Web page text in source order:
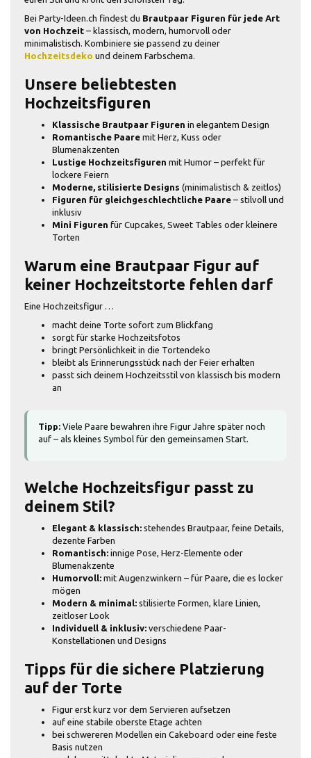
Bei Party-Ideen.ch findest du Brautpaar Figuren für jede Art
von Hochzeit – klassisch, modern, humorvoll oder
minimalistisch. Kombiniere sie passend zu deiner
Hochzeitsdeko und deinem Farbschema.
Unsere beliebtesten
Hochzeitsfiguren
Klassische Brautpaar Figuren in elegantem Design
Romantische Paare mit Herz, Kuss oder
Blumenakzenten
Lustige Hochzeitsfiguren mit Humor – perfekt für
lockere Feiern
Moderne, stilisierte Designs (minimalistisch & zeitlos)
Figuren für gleichgeschlechtliche Paare – stilvoll und
inklusiv
Mini Figuren für Cupcakes, Sweet Tables oder kleinere
Torten
Warum eine Brautpaar Figur auf
keiner Hochzeitstorte fehlen darf
Eine Hochzeitsfigur …
macht deine Torte sofort zum Blickfang
sorgt für starke Hochzeitsfotos
bringt Persönlichkeit in die Tortendeko
bleibt als Erinnerungsstück nach der Feier erhalten
passt sich deinem Hochzeitsstil von klassisch bis modern
an
Tipp: Viele Paare bewahren ihre Figur Jahre später noch
auf – als kleines Symbol für den gemeinsamen Start.
Welche Hochzeitsfigur passt zu
deinem Stil?
Elegant & klassisch: stehendes Brautpaar, feine Details,
dezente Farben
Romantisch: innige Pose, Herz-Elemente oder
Blumenakzente
Humorvoll: mit Augenzwinkern – für Paare, die es locker
mögen
Modern & minimal: stilisierte Formen, klare Linien,
zeitloser Look
Individuell & inklusiv: verschiedene Paar-
Konstellationen und Designs
Tipps für die sichere Platzierung
auf der Torte
Figur erst kurz vor dem Servieren aufsetzen
auf eine stabile oberste Etage achten
bei schwereren Modellen ein Cakeboard oder eine feste
Basis nutzen